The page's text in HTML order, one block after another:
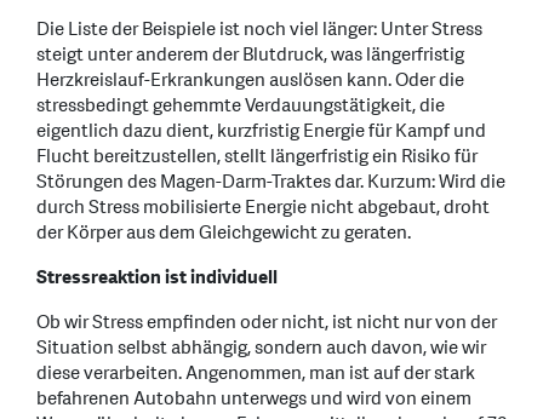
Die Liste der Beispiele ist noch viel länger: Unter Stress
steigt unter anderem der Blutdruck, was längerfristig
Herzkreislauf-Erkrankungen auslösen kann. Oder die
stressbedingt gehemmte Verdauungstätigkeit, die
eigentlich dazu dient, kurzfristig Energie für Kampf und
Flucht bereitzustellen, stellt längerfristig ein Risiko für
Störungen des Magen-Darm-Traktes dar. Kurzum: Wird die
durch Stress mobilisierte Energie nicht abgebaut, droht
der Körper aus dem Gleichgewicht zu geraten.
Stressreaktion ist individuell
Ob wir Stress empfinden oder nicht, ist nicht nur von der
Situation selbst abhängig, sondern auch davon, wie wir
diese verarbeiten. Angenommen, man ist auf der stark
befahrenen Autobahn unterwegs und wird von einem